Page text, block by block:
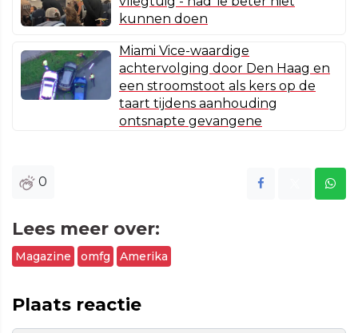
kunnen doen
Miami Vice-waardige
achtervolging door Den Haag en
een stroomstoot als kers op de
taart tijdens aanhouding
ontsnapte gevangene
0
Lees meer over:
Magazine omfg Amerika
Plaats reactie